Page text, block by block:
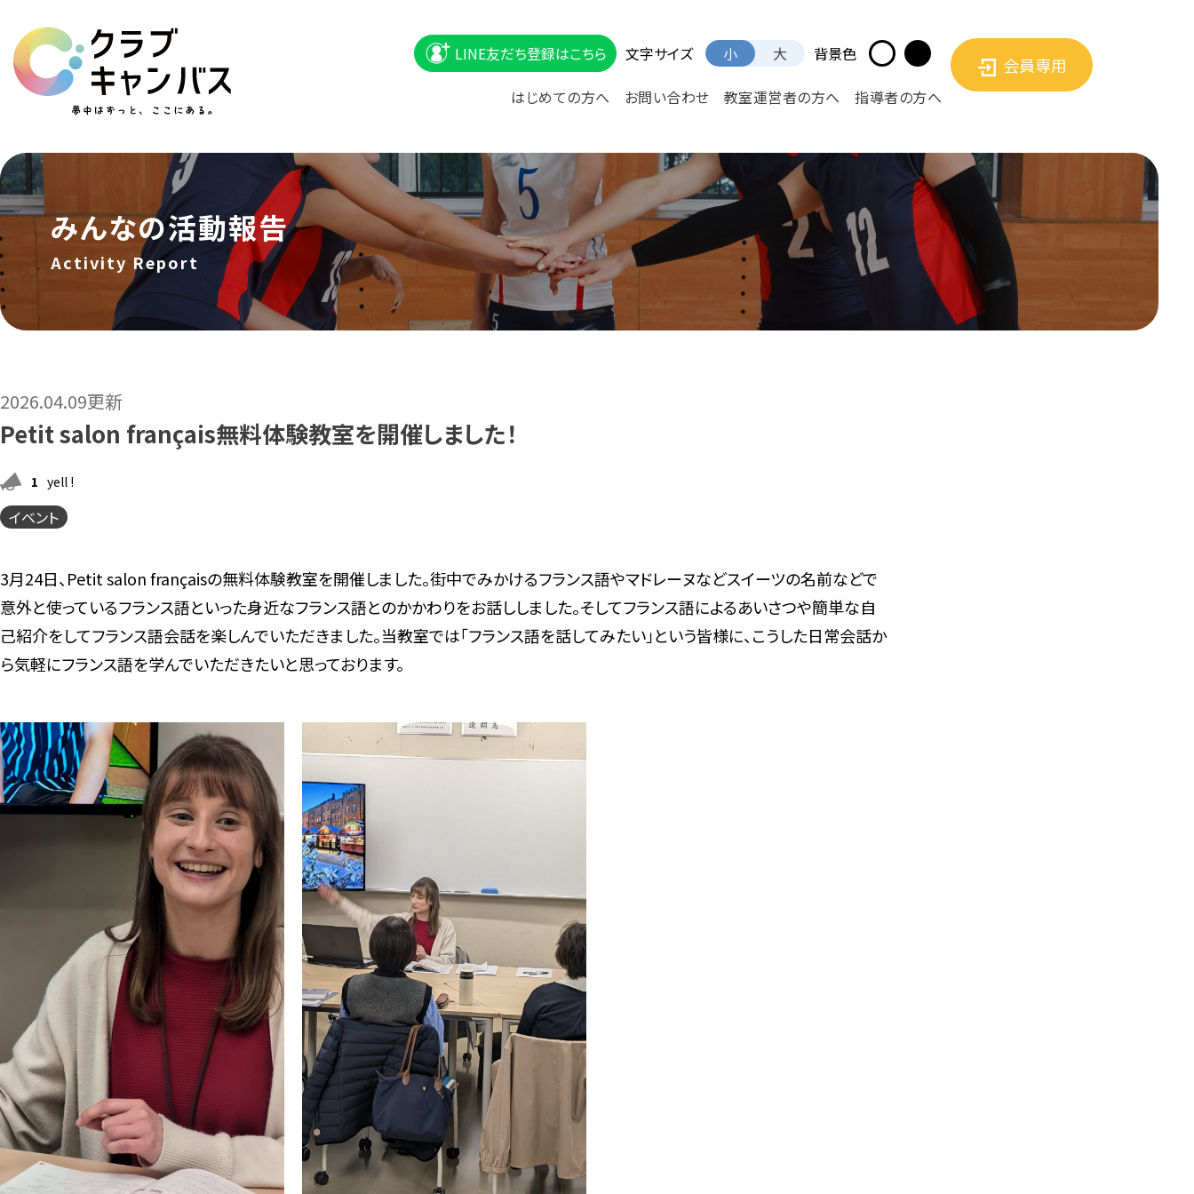
はじめての方へ お問い合わせ 教室運営者の方へ 指導者の方へ
LINE友だち登録はこちら 文字サイズ 小 大 背景色
会員専用
みんなの活動報告
Activity Report
2026.04.09更新
Petit salon français無料体験教室を開催しました！
1 yell !
イベント
3月24日、Petit salon françaisの無料体験教室を開催しました。街中でみかけるフランス語やマドレーヌなどスイーツの名前などで
意外と使っているフランス語といった身近なフランス語とのかかわりをお話ししました。そしてフランス語によるあいさつや簡単な自
己紹介をしてフランス語会話を楽しんでいただきました。当教室では「フランス語を話してみたい」という皆様に、こうした日常会話か
ら気軽にフランス語を学んでいただきたいと思っております。